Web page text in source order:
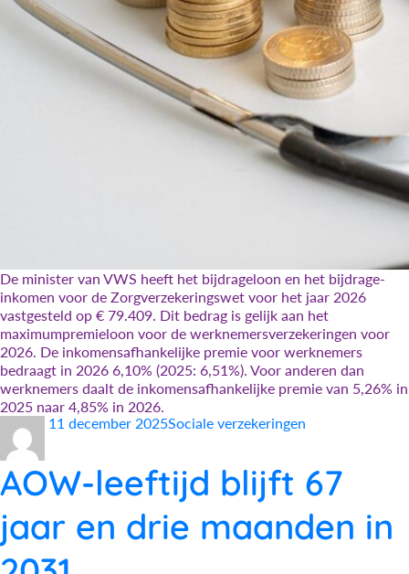
De minister van VWS heeft het bijdrageloon en het bijdrage-
inkomen voor de Zorgverzekeringswet voor het jaar 2026
vastgesteld op € 79.409. Dit bedrag is gelijk aan het
maximumpremieloon voor de werknemersverzekeringen voor
2026. De inkomensafhankelijke premie voor werknemers
bedraagt in 2026 6,10% (2025: 6,51%). Voor anderen dan
werknemers daalt de inkomensafhankelijke premie van 5,26% in
2025 naar 4,85% in 2026.
Auteur
Geplaatst
11 december 2025Categorieën
Sociale verzekeringen
AOW-leeftijd blijft 67
jaar en drie maanden in